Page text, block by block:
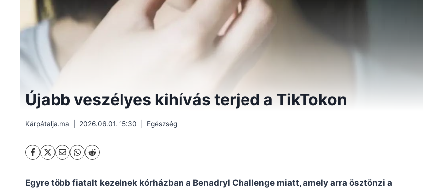
Újabb veszélyes kihívás terjed a TikTokon
Kárpátalja.ma 2026.06.01. 15:30 Egészség
Egyre több fiatalt kezelnek kórházban a Benadryl Challenge miatt, amely arra ösztönzi a